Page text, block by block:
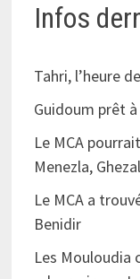
Infos
Tahri, l’heure
Guidoum prêt
Le MCA
Menezla,
Le MCA a
Benidir
Les Mouloudia